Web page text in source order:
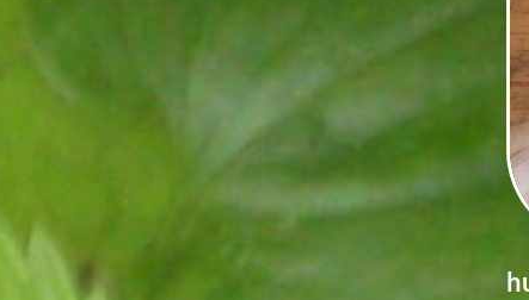
était :
CHF 4.90.